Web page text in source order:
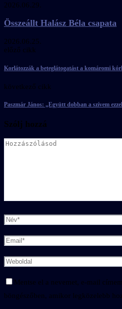
2026.06.29.
Összeállt Halász Béla csapata
2026.06.25.
előző cikk
Korlátozzák a beteglátogatást a komáromi
következő cikk
Paszmár János: „Együtt dobban a szívem
Szólj hozzá
Mentse el a nevemet, e-mail
böngészőben, amikor legközelebb